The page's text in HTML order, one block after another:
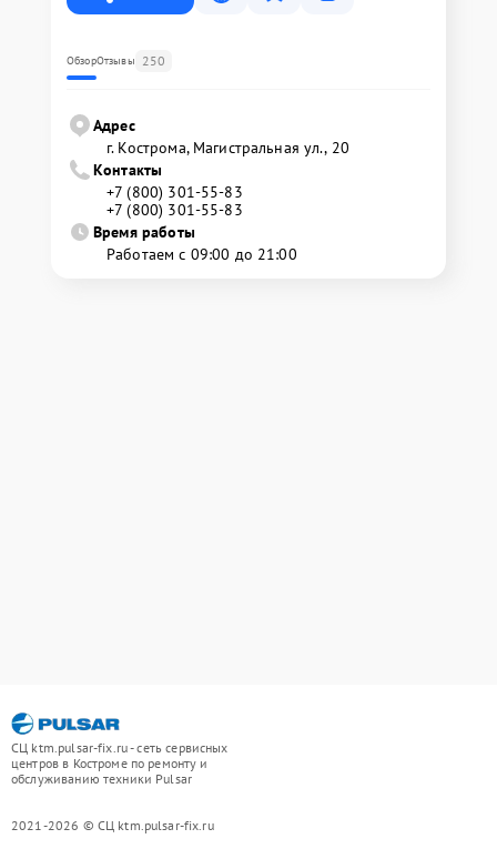
ОбзорОтзывы 250
Адрес
г. Кострома, Магистральная ул., 20
Контакты
+7 (800) 301-55-83
+7 (800) 301-55-83
Время работы
Работаем с 09:00 до 21:00
СЦ ktm.pulsar-fix.ru - сеть сервисных
центров в Костроме по ремонту и
обслуживанию техники Pulsar
2021-2026 © СЦ ktm.pulsar-fix.ru